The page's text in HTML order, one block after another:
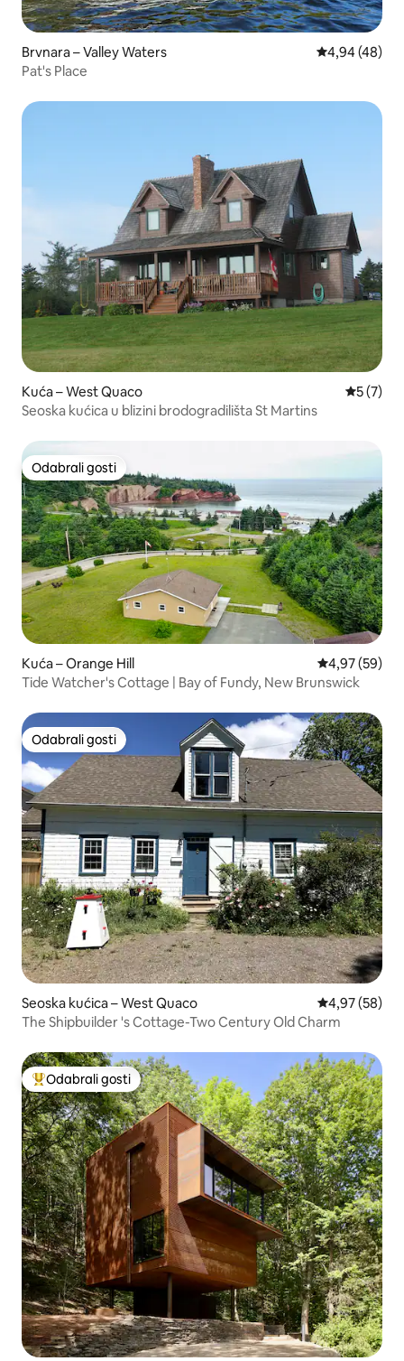
Brvnara – Valley Waters Prosječna
4,94 (48)
Pat's Place
Kuća – West Quaco
5 (7)
Seoska kućica u blizini brodogradilišta St Martins
Odabrali gosti
Odabrali gosti
Kuća – Orange Hill Prosječna
4,97 (59)
Tide Watcher's Cottage | Bay of Fundy, New Brunswick
Odabrali gosti
Odabrali gosti
Seoska kućica – West Quaco Prosječna
4,97 (58)
The Shipbuilder 's Cottage-Two Century Old Charm
Među najviše rangiranima s oznakom „Odabrali gosti”
Odabrali gosti